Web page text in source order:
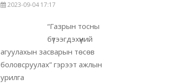
2023-09-04 17:17
“Газрын тосны
бүтээгдэхүүний
агуулахын засварын төсөв
боловсруулах” гэрээт ажлын
урилга